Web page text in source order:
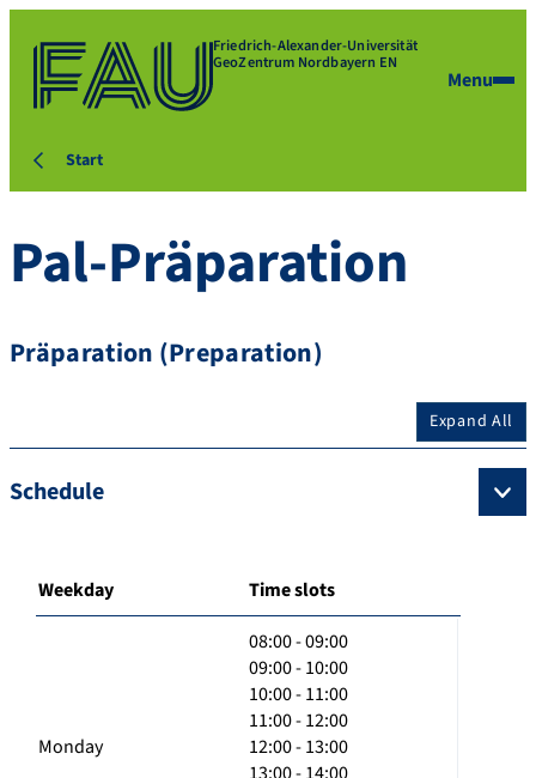
Friedrich-Alexander-Universität
GeoZentrum Nordbayern EN
Menu
Start
Pal-Präparation
Präparation (Preparation)
Expand All
Schedule
Weekday Time slots
Monday
08:00 - 09:00
09:00 - 10:00
10:00 - 11:00
11:00 - 12:00
12:00 - 13:00